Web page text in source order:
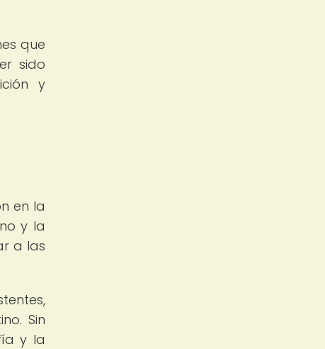
que
sido
y
en la
y la
a las
Sin
y la